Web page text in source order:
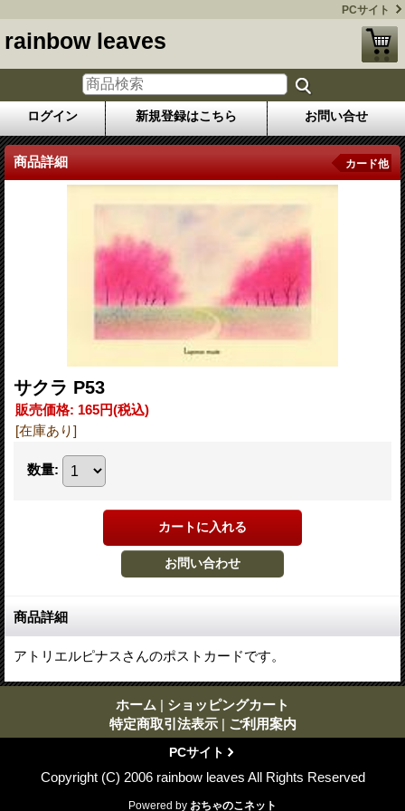
PCサイト
rainbow leaves
ログイン 新規登録はこちら お問い合せ
商品詳細 カード他
サクラ P53
販売価格: 165円(税込)
[在庫あり]
数量:
商品詳細
アトリエルピナスさんのポストカードです。
ホーム | ショッピングカート
特定商取引法表示 | ご利用案内
PCサイト
Copyright (C) 2006 rainbow leaves All Rights Reserved
Powered by おちゃのこネット